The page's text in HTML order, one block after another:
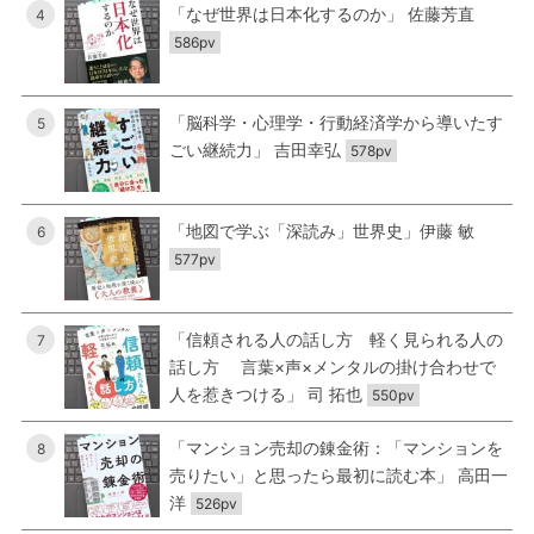
4 「なぜ世界は日本化するのか」 佐藤芳直
586pv
5
「脳科学・心理学・行動経済学から導いたす
ごい継続力」 吉田幸弘
578pv
6 「地図で学ぶ「深読み」世界史」伊藤 敏
577pv
7
「信頼される人の話し方 軽く見られる人の
話し方 言葉×声×メンタルの掛け合わせで
人を惹きつける」 司 拓也 550pv
8
「マンション売却の錬金術：「マンションを
売りたい」と思ったら最初に読む本」 高田一
洋 526pv